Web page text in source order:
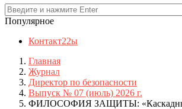
Популярное
Контакт22ы
Главная
Журнал
Директор по безопасности
Выпуск № 07 (июль) 2026 г.
ФИЛОСОФИЯ ЗАЩИТЫ: «Каскадный»